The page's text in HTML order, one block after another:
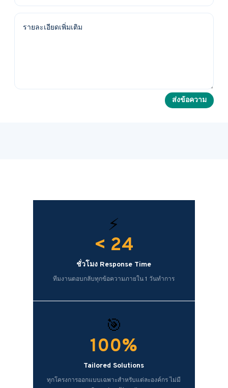
ส่งข้อความ
⚡
< 24
ชั่วโมง Response Time
ทีมงานตอบกลับทุกข้อความภายใน 1 วันทำการ
🎯
100%
Tailored Solutions
ทุกโครงการออกแบบเฉพาะสำหรับแต่ละองค์กร ไม่มี